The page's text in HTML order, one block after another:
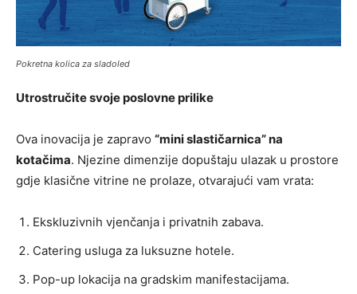
Pokretna kolica za sladoled
Utrostručite svoje poslovne prilike
Ova inovacija je zapravo “mini slastičarnica” na
kotačima. Njezine dimenzije dopuštaju ulazak u prostore
gdje klasične vitrine ne prolaze, otvarajući vam vrata:
Ekskluzivnih vjenčanja i privatnih zabava.
Catering usluga za luksuzne hotele.
Pop-up lokacija na gradskim manifestacijama.